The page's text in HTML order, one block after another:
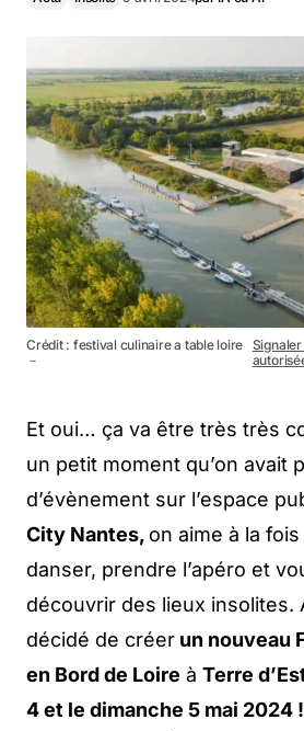
Crédit : festival culinaire a table loire
－
Et oui… ça va être très très
un petit moment qu’on avait
d’évènement sur l’espace
City Nantes, on aime à la
danser, prendre l’apéro et
découvrir des lieux insolites.
décidé de créer un nouveau
en Bord de Loire à Terre
4 et le dimanche 5 mai 2024 !